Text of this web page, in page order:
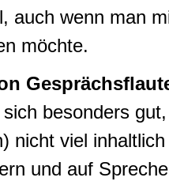
auch wenn man
möchte.
besonders
nicht viel
und auf